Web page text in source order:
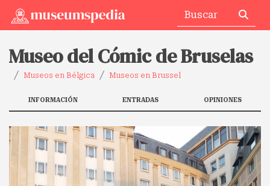
Museo del Cómic de Bruselas
Museos en Bélgica Museos en Brussel
INFORMACIÓN ENTRADAS OPINIONES